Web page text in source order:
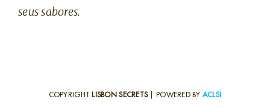
seus sabores.
COPYRIGHT LISBON SECRETS| POWERED BY ACLSI